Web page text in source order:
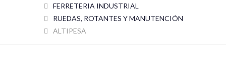
FERRETERIA INDUSTRIAL
RUEDAS, ROTANTES Y MANUTENCIÓN
ALTIPESA